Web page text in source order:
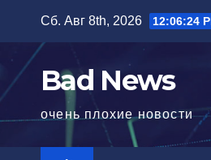
содержимому
Сб. Авг 8th, 2026 12:06:25
Bad News
очень плохие новости